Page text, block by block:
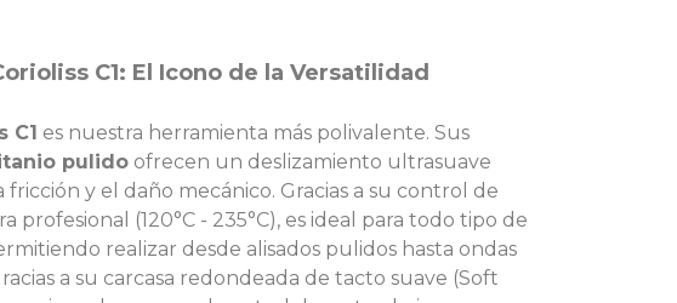
C1: El Icono de la Versatilidad
C1 es nuestra herramienta más polivalente. Sus
pulido ofrecen un deslizamiento ultrasuave
fricción y el daño mecánico. Gracias a su control de
profesional (120°C - 235°C), es ideal para todo tipo de
realizar desde alisados pulidos hasta ondas
a su carcasa redondeada de tacto suave (Soft